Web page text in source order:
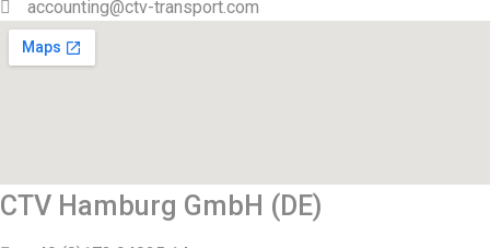
accounting@ctv-transport.com
CTV Hamburg GmbH (DE)